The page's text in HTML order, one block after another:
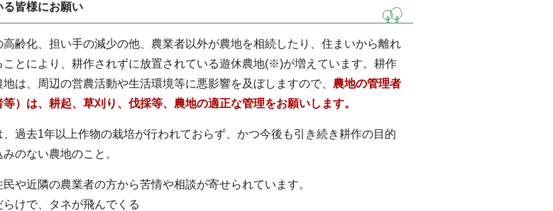
る皆様にお願い
齢化、担い手の減少の他、農業者以外が農地を相続したり、住まいから離れ
ことにより、耕作されずに放置されている遊休農地(※)が増えています。耕作
は、周辺の営農活動や生活環境等に悪影響を及ぼしますので、 農地の管理者
等）は、耕起、草刈り、伐採等、農地の適正な管理をお願いします。
過去1年以上作物の栽培が行われておらず、かつ今後も引き続き耕作の目的
のない農地のこと。
や近隣の農業者の方から苦情や相談が寄せられています。
らけで、タネが飛んでくる